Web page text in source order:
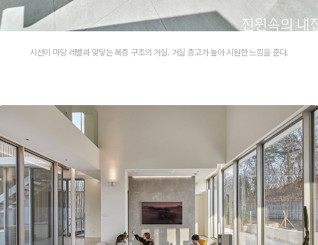
시선이 마당 레벨과 맞닿는 복층 구조의 거실. 거실 층고가 높아 시원한 느낌을 준다.